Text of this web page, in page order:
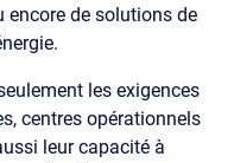
encore de solutions de
les exigences
centres opérationnels
leur capacité à